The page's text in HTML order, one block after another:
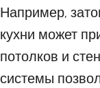
Например,
кухни может
потолков и
системы